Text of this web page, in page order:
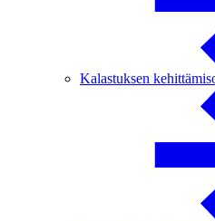
Kalastuksen